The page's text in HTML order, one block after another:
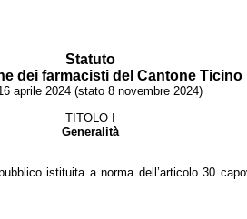
Statuto
dei farmacisti del Cantone Ticino
aprile 2024 (stato 8 novembre 2024)
TITOLO I
Generalità
istituita a norma dell’articolo 30